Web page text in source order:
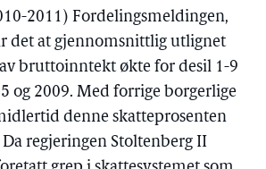
2011) Fordelingsmeldingen,
det at gjennomsnittlig utlignet
bruttoinntekt økte for desil 1-9
og 2009. Med forrige borgerlige
denne skatteprosenten
regjeringen Stoltenberg II